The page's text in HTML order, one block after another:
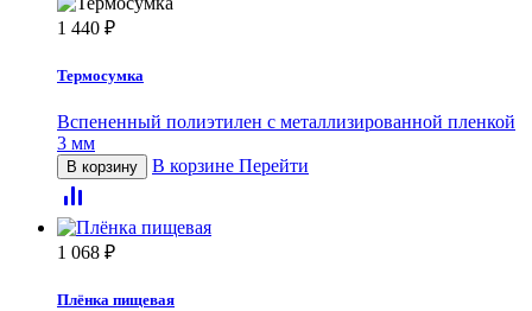
1 440 ₽
Термосумка
Вспененный полиэтилен с металлизированной пленкой
3 мм
В корзину В корзине Перейти
1 068 ₽
Плёнка пищевая